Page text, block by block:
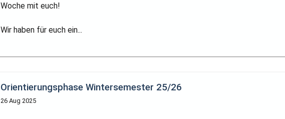
Woche mit euch!
Wir haben für euch ein...
Orientierungsphase Wintersemester 25/26
26 Aug 2025